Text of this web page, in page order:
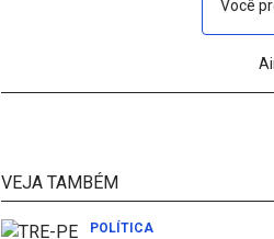
Você
VEJA TAMBÉM
POLÍTICA